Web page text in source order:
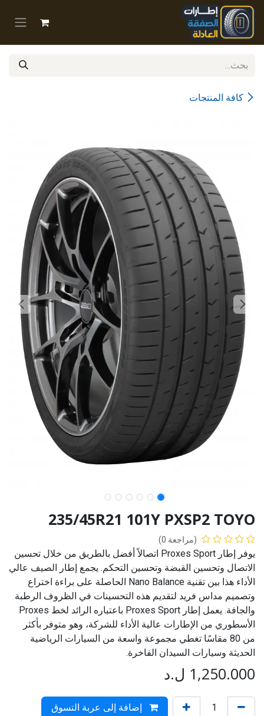
تخطي للذهاب إلى المحتوى
كافة المنتجات
235/45R21 101Y PXSP2 TOYO
(مراجعة 0)
يوفر إطار Proxes Sport اتصالاً أفضل بالطريق من خلال تحسين
الاتصال وتحسين القبضة وتحسين التحكم. يجمع إطار الصيف عالي
الأداء هذا بين تقنية Nano Balance الحاصلة على براءة اختراع
وتصميم مداس فريد لتقديم هذه التحسينات في الظروف الرطبة
والجافة. يعمل إطار Proxes Sport باعتباره الرائد لخط Proxes
الأسطوري من الإطارات عالية الأداء للشركة، وهو متوفر بأكثر
من 80 مقاسًا تغطي مجموعة واسعة من السيارات الرياضية
الحديثة وسيارات السيدان الفاخرة.
1,250.000 ل.د
إضافة إلى عربة التسوق